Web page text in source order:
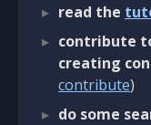
read the
contribute
creating
contribute)
do some